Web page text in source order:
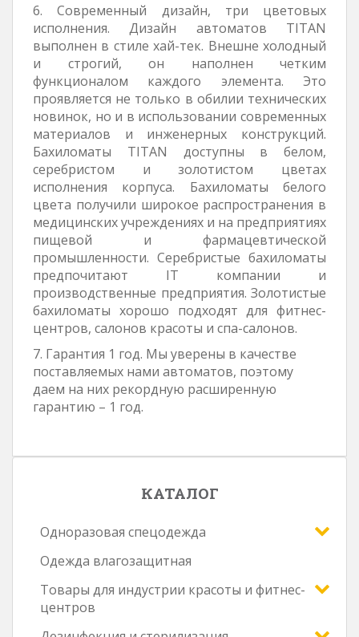
6. Современный дизайн, три цветовых
исполнения. Дизайн автоматов TITAN
выполнен в стиле хай-тек. Внешне холодный
и строгий, он наполнен четким
функционалом каждого элемента. Это
проявляется не только в обилии технических
новинок, но и в использовании современных
материалов и инженерных конструкций.
Бахиломаты TITAN доступны в белом,
серебристом и золотистом цветах
исполнения корпуса. Бахиломаты белого
цвета получили широкое распространения в
медицинских учреждениях и на предприятиях
пищевой и фармацевтической
промышленности. Серебристые бахиломаты
предпочитают IT компании и
производственные предприятия. Золотистые
бахиломаты хорошо подходят для фитнес-
центров, салонов красоты и спа-салонов.
7. Гарантия 1 год. Мы уверены в качестве
поставляемых нами автоматов, поэтому
даем на них рекордную расширенную
гарантию – 1 год.
КАТАЛОГ
Одноразовая спецодежда
Одежда влагозащитная
Товары для индустрии красоты и фитнес-
центров